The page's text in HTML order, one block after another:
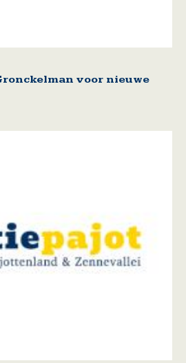
voor nieuwe